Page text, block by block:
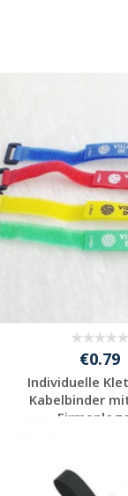
€0.79
Individuelle
Kabelbinder